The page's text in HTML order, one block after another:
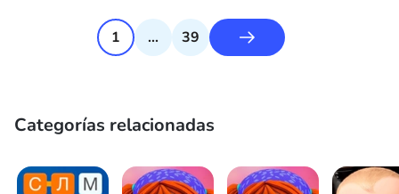
1 ... 39
Categorías relacionadas